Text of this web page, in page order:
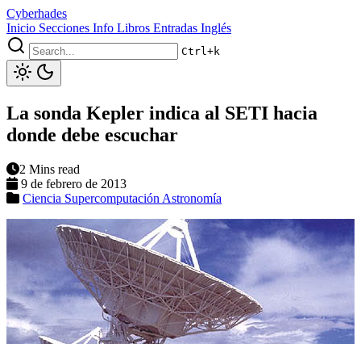
Cyberhades
Inicio Secciones Info Libros Entradas Inglés
Ctrl+k
La sonda Kepler indica al SETI hacia
donde debe escuchar
2 Mins read
9 de febrero de 2013
Ciencia Supercomputación Astronomía